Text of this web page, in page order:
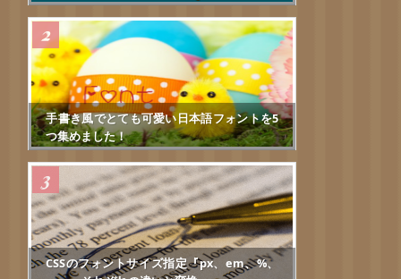
手書き風でとても可愛い日本語フォントを5
つ集めました！
CSSのフォントサイズ指定『px、em、%、